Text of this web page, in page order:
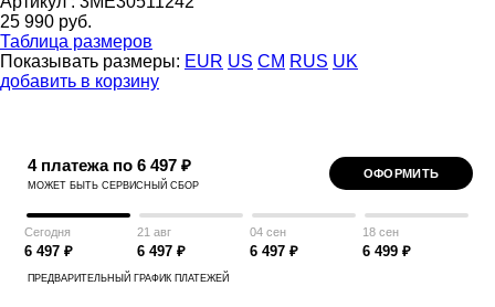
25 990 руб.
Таблица размеров
Показывать размеры: EUR US CM RUS UK
добавить в корзину
4 платежа по 6 497 ₽
МОЖЕТ БЫТЬ СЕРВИСНЫЙ СБОР
ОФОРМИТЬ
Сегодня
6 497 ₽
21 авг
6 497 ₽
04 сен
6 497 ₽
18 сен
6 499 ₽
ПРЕДВАРИТЕЛЬНЫЙ ГРАФИК ПЛАТЕЖЕЙ